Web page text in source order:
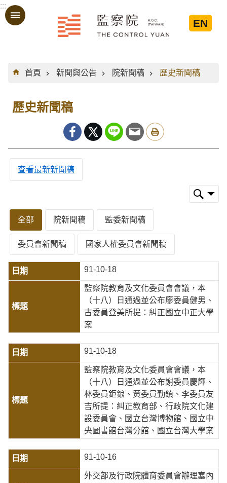
跳到主要內容區塊
:::
EN
:::
首頁
新聞與公告 院新聞稿 歷史新聞稿
歷史新聞稿
查看最新新聞稿
全部 院新聞稿 監委新聞稿
委員會新聞稿 國家人權委員會新聞稿
91-10-18
監察院教育及文化委員會會議，本
（十八）日通過並公布廖委員健男、
古委員登美所提：糾正國立中正大學
案
91-10-18
監察院教育及文化委員會會議，本
（十八）日通過並公布謝委員慶輝、
林委員鉅鋃、黃委員勤鎮、李委員友
吉所提：糾正教育部、行政院文化建
設委員會、國立台灣博物館、國立中
央圖書館台灣分館、國立台灣大學案
91-10-16
外交部及行政院體育委員會辦理塞內